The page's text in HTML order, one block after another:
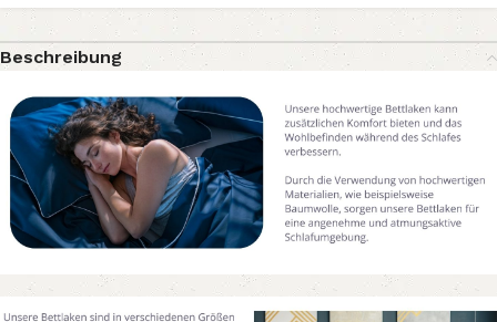
Beschreibung